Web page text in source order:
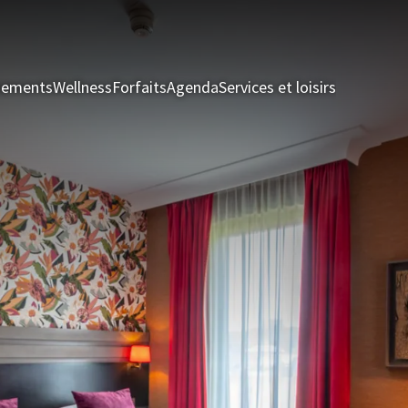
WellnessForfaitsAgendaServices et loisirs